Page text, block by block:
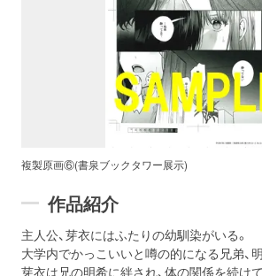
複製原画⑥(書泉ブックタワー展示)
作品紹介
主人公、芽衣にはふたりの幼馴染がいる。
大学内でかっこいいと噂の的になる兄弟、
芽衣は兄の明希に絆され、体の関係を続けて